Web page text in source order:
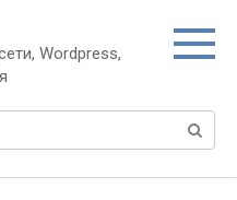
Wordpress,